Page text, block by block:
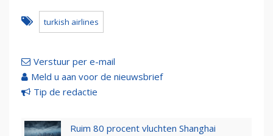
turkish airlines
Verstuur per e-mail
Meld u aan voor de nieuwsbrief
Tip de redactie
Ruim 80 procent vluchten Shanghai